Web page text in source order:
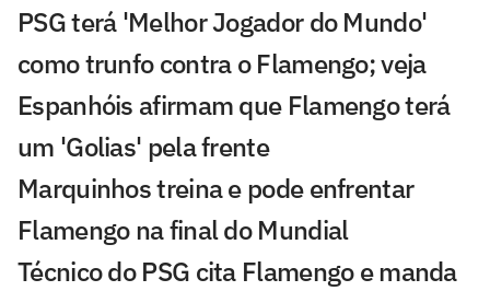
PSG terá 'Melhor Jogador do Mundo'
como trunfo contra o Flamengo; veja
Espanhóis afirmam que Flamengo terá
um 'Golias' pela frente
Marquinhos treina e pode enfrentar
Flamengo na final do Mundial
Técnico do PSG cita Flamengo e manda